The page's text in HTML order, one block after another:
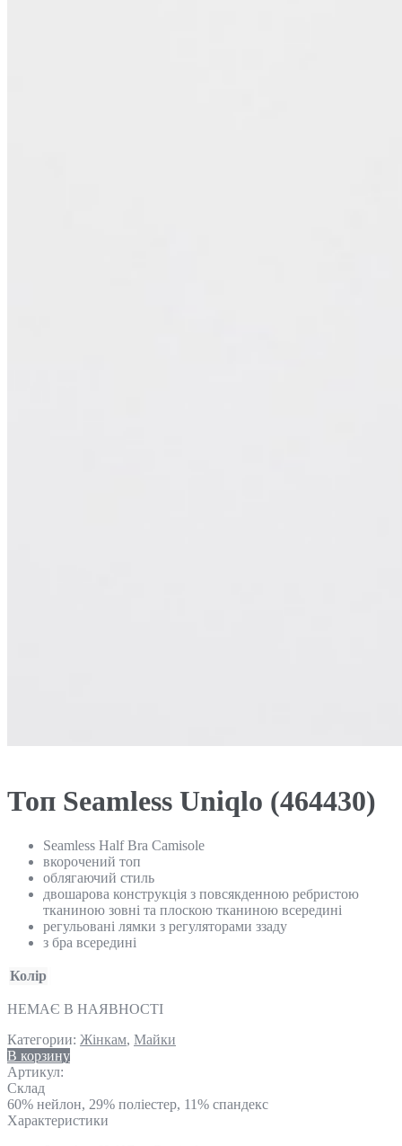
Топ Seamless Uniqlo (464430)
Seamless Half Bra Camisole
вкорочений топ
облягаючий стиль
двошарова конструкція з повсякденною ребристою
тканиною зовні та плоскою тканиною всередині
регульовані лямки з регуляторами ззаду
з бра всередині
Колір
НЕМАЄ В НАЯВНОСТІ
Категории: Жінкам, Майки
В корзину
Артикул:
Склад
60% нейлон, 29% поліестер, 11% спандекс
Характеристики